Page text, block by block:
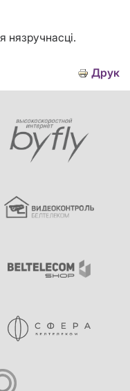
нязручнасці.
Друк